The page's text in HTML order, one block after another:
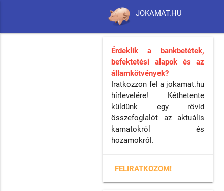
JOKAMAT.HU
Érdeklik a bankbetétek,
befektetési alapok és az
államkötvények?
Iratkozzon fel a jokamat.hu
hírlevelére! Kéthetente
küldünk egy rövid
összefoglalót az aktuális
kamatokról és
hozamokról.
FELIRATKOZOM!